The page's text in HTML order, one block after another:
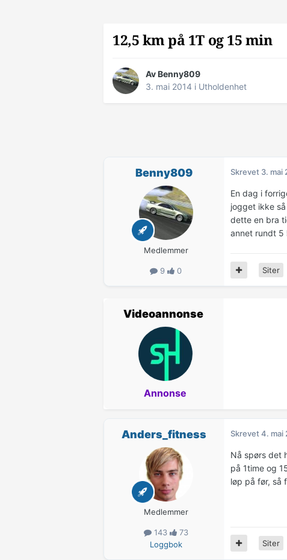
12,5 km på 1T og 15 min
AvBenny809
3. mai 2014 i Utholdenhet
Benny809
Medlemmer
9 0
Skrevet 3. mai
En dag i
jogget ikke
dette en bra
annet rundt 5
Siter
Videoannonse
Annonse
Anders_fitness
Medlemmer
143
73
Loggbok
Skrevet4. mai
Nå spørs det
på 1time og
løp på før, så
Siter